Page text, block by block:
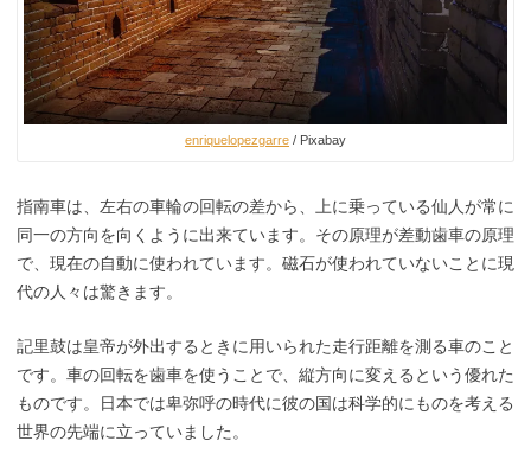
enriquelopezgarre / Pixabay
指南車は、左右の車輪の回転の差から、上に乗っている仙人が常に
同一の方向を向くように出来ています。その原理が差動歯車の原理
で、現在の自動に使われています。磁石が使われていないことに現
代の人々は驚きます。
記里鼓は皇帝が外出するときに用いられた走行距離を測る車のこと
です。車の回転を歯車を使うことで、縦方向に変えるという優れた
ものです。日本では卑弥呼の時代に彼の国は科学的にものを考える
世界の先端に立っていました。